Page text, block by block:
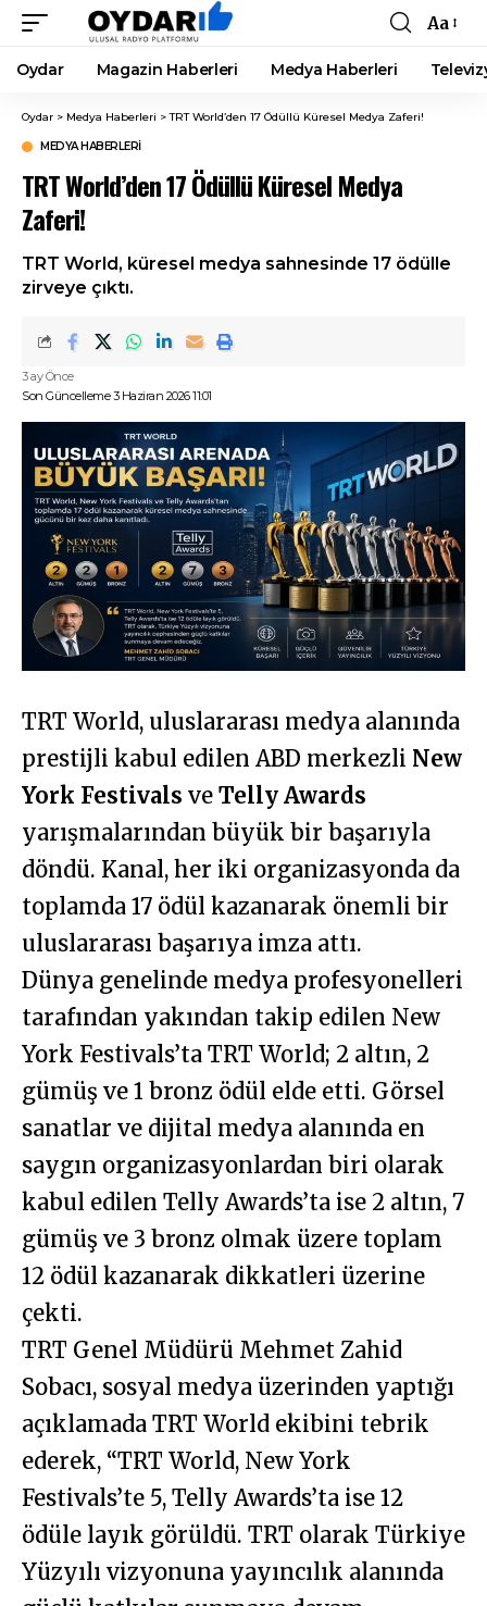
Font
Resizer
Aa
Oydar Magazin Haberleri Medya Haberleri
Oydar > Medya Haberleri >TRT World’den 17 Ödüllü Küresel Medya Zaferi!
MEDYA HABERLERI
TRT World’den 17 Ödüllü Küresel Medya
Zaferi!
TRT World, küresel medya sahnesinde 17 ödülle
zirveye çıktı.
Son Güncelleme 3 Haziran 2026 11:01
3 ay Önce
TRT World, uluslararası medya alanında
prestijli kabul edilen ABD merkezli New
York Festivals ve Telly Awards
yarışmalarından büyük bir başarıyla
döndü. Kanal, her iki organizasyonda da
toplamda 17 ödül kazanarak önemli bir
uluslararası başarıya imza attı.
Dünya genelinde medya profesyonelleri
tarafından yakından takip edilen New
York Festivals’ta TRT World; 2 altın, 2
gümüş ve 1 bronz ödül elde etti. Görsel
sanatlar ve dijital medya alanında en
saygın organizasyonlardan biri olarak
kabul edilen Telly Awards’ta ise 2 altın, 7
gümüş ve 3 bronz olmak üzere toplam
12 ödül kazanarak dikkatleri üzerine
çekti.
TRT Genel Müdürü Mehmet Zahid
Sobacı, sosyal medya üzerinden yaptığı
açıklamada TRT World ekibini tebrik
ederek, “TRT World, New York
Festivals’te 5, Telly Awards’ta ise 12
ödüle layık görüldü. TRT olarak Türkiye
Yüzyılı vizyonuna yayıncılık alanında